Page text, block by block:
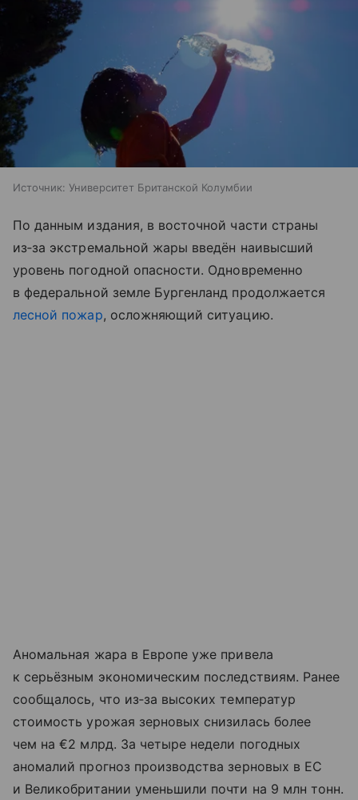
Источник: Университет Британской Колумбии
По данным издания, в восточной части страны
из‑за экстремальной жары введён наивысший
уровень погодной опасности. Одновременно
в федеральной земле Бургенланд продолжается
лесной пожар, осложняющий ситуацию.
Аномальная жара в Европе уже привела
к серьёзным экономическим последствиям. Ранее
сообщалось, что из‑за высоких температур
стоимость урожая зерновых снизилась более
чем на €2 млрд. За четыре недели погодных
аномалий прогноз производства зерновых в ЕС
и Великобритании уменьшили почти на 9 млн тонн.